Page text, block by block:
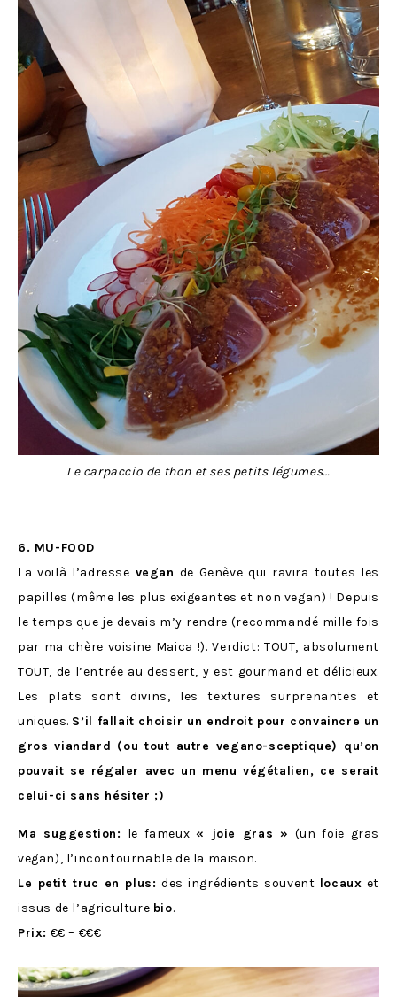
Le carpaccio de thon et ses petits légumes…
6. MU-FOOD
La voilà l’adresse vegan de Genève qui ravira toutes les
papilles (même les plus exigeantes et non vegan) ! Depuis
le temps que je devais m’y rendre (recommandé mille fois
par ma chère voisine Maica !). Verdict: TOUT, absolument
TOUT, de l’entrée au dessert, y est gourmand et délicieux.
Les plats sont divins, les textures surprenantes et
uniques. S’il fallait choisir un endroit pour convaincre un
gros viandard (ou tout autre vegano-sceptique) qu’on
pouvait se régaler avec un menu végétalien, ce serait
celui-ci sans hésiter ;)
Ma suggestion: le fameux« joie gras » (un foie gras
vegan), l’incontournable de la maison.
Le petit truc en plus: des ingrédients souvent locaux et
issus de l’agriculture bio.
Prix: €€ – €€€